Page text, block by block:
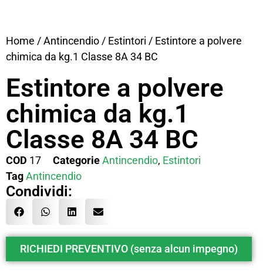
Home /Antincendio / Estintori / Estintore a polvere
chimica da kg.1 Classe 8A 34 BC
Estintore a polvere
chimica da kg.1
Classe 8A 34 BC
COD 17 CategorieAntincendio, Estintori
TagAntincendio
Condividi:
RICHIEDI PREVENTIVO (senza alcun impegno)